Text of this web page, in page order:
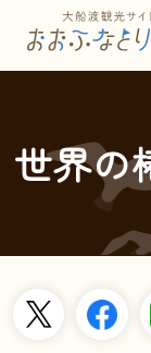
本文へスキップ
世界の